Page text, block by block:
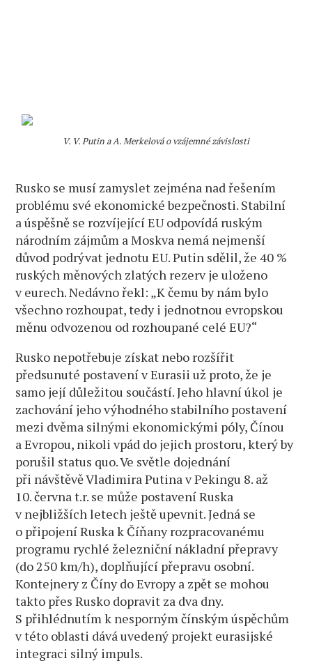
V. V. Putin a A. Merkelová o vzájemné závislosti
Rusko se musí zamyslet zejména nad řešením
problému své ekonomické bezpečnosti. Stabilní
a úspěšně se rozvíjející EU odpovídá ruským
národním zájmům a Moskva nemá nejmenší
důvod podrývat jednotu EU. Putin sdělil, že 40 %
ruských měnových zlatých rezerv je uloženo
v eurech. Nedávno řekl: „K čemu by nám bylo
všechno rozhoupat, tedy i jednotnou evropskou
měnu odvozenou od rozhoupané celé EU?“
Rusko nepotřebuje získat nebo rozšířit
předsunuté postavení v Eurasii už proto, že je
samo její důležitou součástí. Jeho hlavní úkol je
zachování jeho výhodného stabilního postavení
mezi dvěma silnými ekonomickými póly, Čínou
a Evropou, nikoli vpád do jejich prostoru, který by
porušil status quo. Ve světle dojednání
při návštěvě Vladimira Putina v Pekingu 8. až
10. června t.r. se může postavení Ruska
v nejbližších letech ještě upevnit. Jedná se
o připojení Ruska k Číňany rozpracovanému
programu rychlé železniční nákladní přepravy
(do 250 km/h), doplňující přepravu osobní.
Kontejnery z Číny do Evropy a zpět se mohou
takto přes Rusko dopravit za dva dny.
S přihlédnutím k nesporným čínským úspěchům
v této oblasti dává uvedený projekt eurasijské
integraci silný impuls.